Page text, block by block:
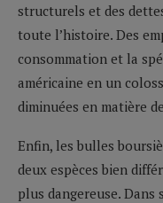
structurels et des
toute l’histoire. Des
consommation et la
américaine en un
diminuées en matière
Enfin, les bulles
deux espèces bien
plus dangereuse.